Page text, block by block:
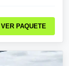
VER PAQUETE